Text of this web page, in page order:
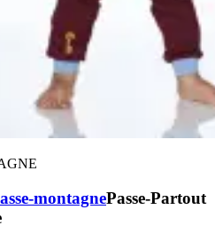
montagnePasse-Partout